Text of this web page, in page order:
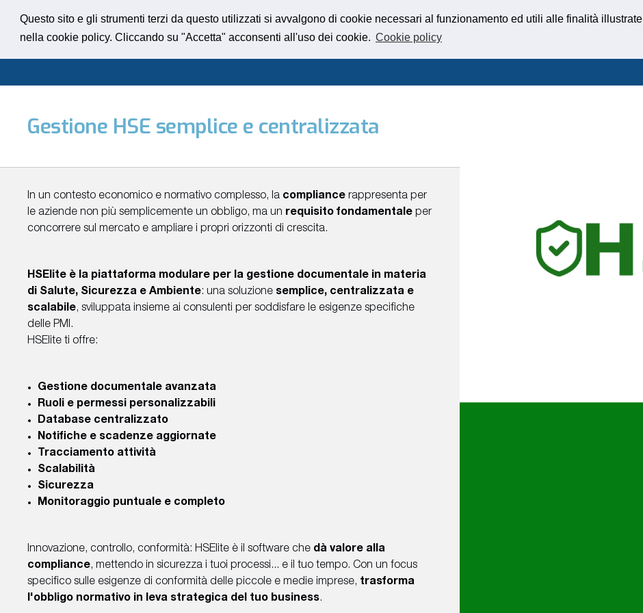
Questo sito e gli strumenti terzi da questo utilizzati si avvalgono di cookie necessari al funzionamento ed utili alle finalità illustrate
nella cookie policy. Cliccando su "Accetta" acconsenti all'uso dei cookie. Cookie policy
i
nostri
Scopri
nostri
servizi
Chi ci
CHI
SOLO
IL TUO
Invia
Gestione HSE semplice e centralizzata
In un contesto economico e normativo complesso, la compliance rappresenta per
le aziende non più semplicemente un obbligo, ma un requisito fondamentale per
concorrere sul mercato e ampliare i propri orizzonti di crescita.
HSElite è la piattaforma modulare per la gestione documentale in materia
di Salute, Sicurezza e Ambiente: una soluzione semplice, centralizzata e
scalabile, sviluppata insieme ai consulenti per soddisfare le esigenze specifiche
delle PMI.
HSElite ti offre:
Gestione documentale avanzata
Ruoli e permessi personalizzabili
Database centralizzato
Notifiche e scadenze aggiornate
Tracciamento attività
Scalabilità
Sicurezza
Monitoraggio puntuale e completo
Innovazione, controllo, conformità: HSElite è il software che dà valore alla
compliance, mettendo in sicurezza i tuoi processi... e il tuo tempo. Con un focus
specifico sulle esigenze di conformità delle piccole e medie imprese, trasforma
l'obbligo normativo in leva strategica del tuo business.